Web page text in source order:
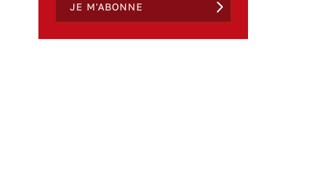
JE M'ABONNE